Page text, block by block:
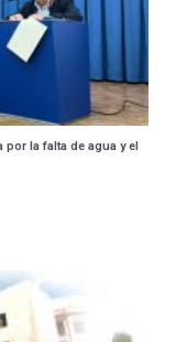
la falta de agua y el